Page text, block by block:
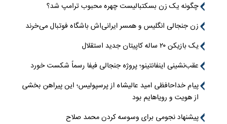
چگونه یک زن بسکتبالیست چهره محبوب ترامپ شد؟
زن جنجالی انگلیس و همسر ایرانی‌اش باشگاه فوتبال می‌خرند
یک بازیکن ۲۰ ساله کاپیتان جدید استقلال
عقب‌نشینی اینفانتینو؛ پروژه جنجالی فیفا رسماً شکست خورد
پیام خداحافظی امید عالیشاه از پرسپولیس؛ این پیراهن بخشی
از هویت و رویاهایم بود
پیشنهاد نجومی برای وسوسه کردن محمد صلاح